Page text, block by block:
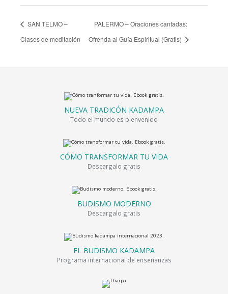
SAN TELMO –
Clases de meditación
PALERMO – Oraciones cantadas:
Ofrenda al Guía Espiritual (Gratis)
NUEVA TRADICÓN KADAMPA
Todo el mundo es bienvenido
CÓMO TRANSFORMAR TU VIDA
Descargalo gratis
BUDISMO MODERNO
Descargalo gratis
EL BUDISMO KADAMPA
Programa internacional de enseñanzas